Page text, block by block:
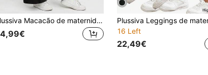
Plussiva Macacão de maternidade plus size de cor lisa com design de botões, manga curta e perna larga
16 Left
22,49€